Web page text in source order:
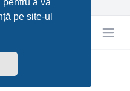
a vă
pe site-ul